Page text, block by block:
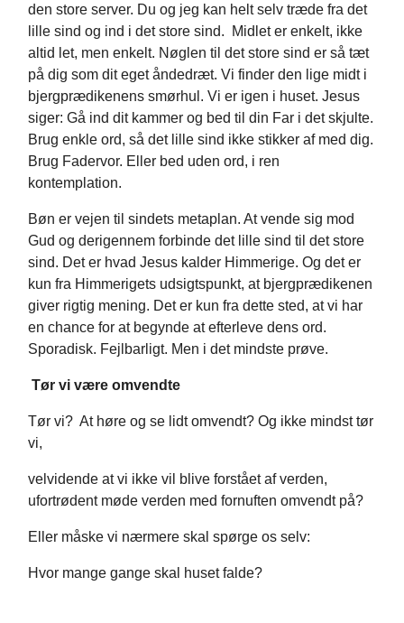
den store server. Du og jeg kan helt selv træde fra det
lille sind og ind i det store sind. Midlet er enkelt, ikke
altid let, men enkelt. Nøglen til det store sind er så tæt
på dig som dit eget åndedræt. Vi finder den lige midt i
bjergprædikenens smørhul. Vi er igen i huset. Jesus
siger: Gå ind dit kammer og bed til din Far i det skjulte.
Brug enkle ord, så det lille sind ikke stikker af med dig.
Brug Fadervor. Eller bed uden ord, i ren
kontemplation.
Bøn er vejen til sindets metaplan. At vende sig mod
Gud og derigennem forbinde det lille sind til det store
sind. Det er hvad Jesus kalder Himmerige. Og det er
kun fra Himmerigets udsigtspunkt, at bjergprædikenen
giver rigtig mening. Det er kun fra dette sted, at vi har
en chance for at begynde at efterleve dens ord.
Sporadisk. Fejlbarligt. Men i det mindste prøve.
Tør vi være omvendte
Tør vi? At høre og se lidt omvendt? Og ikke mindst tør
vi,
velvidende at vi ikke vil blive forstået af verden,
ufortrødent møde verden med fornuften omvendt på?
Eller måske vi nærmere skal spørge os selv:
Hvor mange gange skal huset falde?